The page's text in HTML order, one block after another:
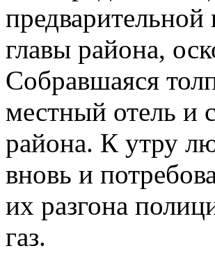
главы района,
Собравшаяся
местный отель и
района. К утру
вновь и
их разгона
газ.